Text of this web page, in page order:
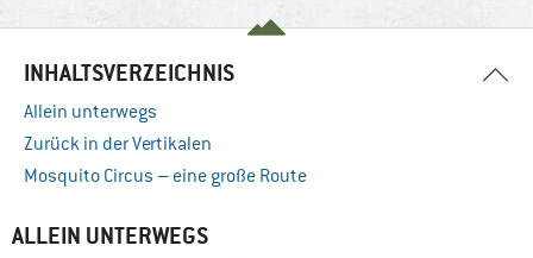
INHALTSVERZEICHNIS
Allein unterwegs
Zurück in der Vertikalen
Mosquito Circus – eine große Route
ALLEIN UNTERWEGS